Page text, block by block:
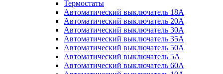
Термостаты
Автоматический выключатель 18А
Автоматический выключатель 20А
Автоматический выключатель 30А
Автоматический выключатель 35А
Автоматический выключатель 50А
Автоматический выключатель 5А
Автоматический выключатель 60А